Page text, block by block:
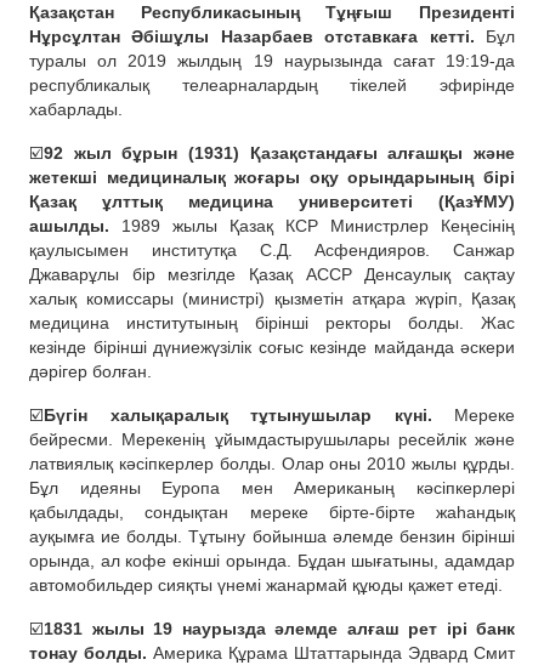
Қазақстан Республикасының Тұңғыш Президенті
Нұрсұлтан Әбішұлы Назарбаев отставкаға кетті. Бұл
туралы ол 2019 жылдың 19 наурызында сағат 19:19-да
республикалық телеарналардың тікелей эфирінде
хабарлады.
☑️92 жыл бұрын (1931) Қазақстандағы алғашқы және
жетекші медициналық жоғары оқу орындарының бірі
Қазақ ұлттық медицина университеті (ҚазҰМУ)
ашылды. 1989 жылы Қазақ КСР Министрлер Кеңесінің
қаулысымен институтқа С.Д. Асфендияров. Санжар
Джаварұлы бір мезгілде Қазақ АССР Денсаулық сақтау
халық комиссары (министрі) қызметін атқара жүріп, Қазақ
медицина институтының бірінші ректоры болды. Жас
кезінде бірінші дүниежүзілік соғыс кезінде майданда әскери
дәрігер болған.
☑️Бүгін халықаралық тұтынушылар күні. Мереке
бейресми. Мерекенің ұйымдастырушылары ресейлік және
латвиялық кәсіпкерлер болды. Олар оны 2010 жылы құрды.
Бұл идеяны Еуропа мен Американың кәсіпкерлері
қабылдады, сондықтан мереке бірте-бірте жаһандық
ауқымға ие болды. Тұтыну бойынша әлемде бензин бірінші
орында, ал кофе екінші орында. Бұдан шығатыны, адамдар
автомобильдер сияқты үнемі жанармай құюды қажет етеді.
☑️1831 жылы 19 наурызда әлемде алғаш рет ірі банк
тонау болды. Америка Құрама Штаттарында Эдвард Смит